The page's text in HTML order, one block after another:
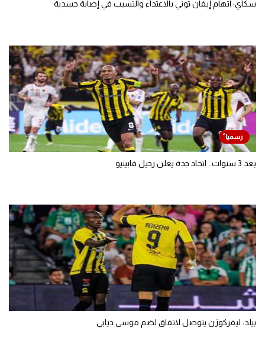
سكاي: اتهام إيفان توني بالاعتداء والتسبب في إصابة جسدية
بعد 3 سنوات.. اتحاد جدة يعلن رحيل فابينيو
بيلد: ليفركوزن يتوصل لاتفاق لضم موسى ديابي